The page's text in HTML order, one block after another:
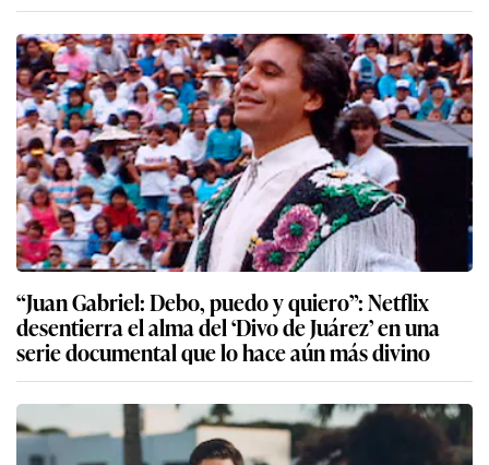
“Juan Gabriel: Debo, puedo y quiero”: Netflix
desentierra el alma del ‘Divo de Juárez’ en una
serie documental que lo hace aún más divino